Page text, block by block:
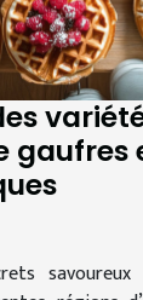
gaufres